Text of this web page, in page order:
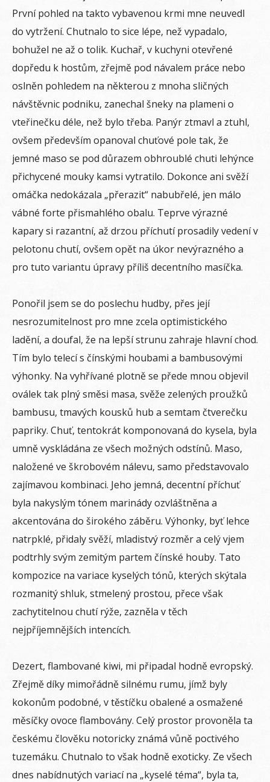
První pohled na takto vybavenou krmi mne neuvedl
do vytržení. Chutnalo to sice lépe, než vypadalo,
bohužel ne až o tolik. Kuchař, v kuchyni otevřené
dopředu k hostům, zřejmě pod návalem práce nebo
oslněn pohledem na některou z mnoha sličných
návštěvnic podniku, zanechal šneky na plameni o
vteřinečku déle, než bylo třeba. Panýr ztmavl a ztuhl,
ovšem především opanoval chuťové pole tak, že
jemné maso se pod důrazem obhroublé chuti lehýnce
přichycené mouky kamsi vytratilo. Dokonce ani svěží
omáčka nedokázala „přerazit“ nabubřelé, jen málo
vábné forte přismahlého obalu. Teprve výrazné
kapary si razantní, až drzou příchutí prosadily vedení v
pelotonu chutí, ovšem opět na úkor nevýrazného a
pro tuto variantu úpravy příliš decentního masíčka.
Ponořil jsem se do poslechu hudby, přes její
nesrozumitelnost pro mne zcela optimistického
ladění, a doufal, že na lepší strunu zahraje hlavní chod.
Tím bylo telecí s čínskými houbami a bambusovými
výhonky. Na vyhřívané plotně se přede mnou objevil
oválek tak plný směsi masa, svěže zelených proužků
bambusu, tmavých kousků hub a semtam čtverečku
papriky. Chuť, tentokrát komponovaná do kysela, byla
umně vyskládána ze všech možných odstínů. Maso,
naložené ve škrobovém nálevu, samo představovalo
zajímavou kombinaci. Jeho jemná, decentní příchuť
byla nakyslým tónem marinády ozvláštněna a
akcentována do širokého záběru. Výhonky, byť lehce
natrpklé, přidaly svěží, mladistvý rozměr a celý vjem
podtrhly svým zemitým partem čínské houby. Tato
kompozice na variace kyselých tónů, kterých skýtala
rozmanitý shluk, stmelený prostou, přece však
zachytitelnou chutí rýže, zazněla v těch
nejpříjemnějších intencích.
Dezert, flambované kiwi, mi připadal hodně evropský.
Zřejmě díky mimořádně silnému rumu, jímž byly
kokonům podobné, v těstíčku obalené a osmažené
měsíčky ovoce flambovány. Celý prostor provoněla ta
českému člověku notoricky známá vůně poctivého
tuzemáku. Chutnalo to však hodně exoticky. Ze všech
dnes nabídnutých variací na „kyselé téma“, byla ta,